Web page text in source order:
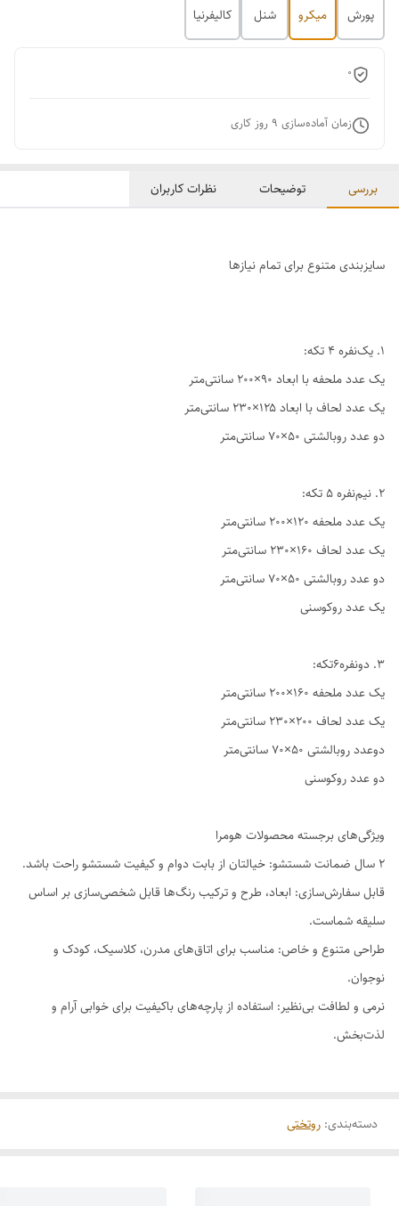
پورش میکرو شنل کالیفرنیا
0
زمان آماده‌سازی 9 روز کاری
بررسی توضیحات نظرات کاربران
سایزبندی متنوع برای تمام نیازها
1. یک‌نفره ۴ تکه:
یک عدد ملحفه با ابعاد ۹۰×۲۰۰ سانتی‌متر
یک عدد لحاف با ابعاد ۱۲۵×۲۳۰ سانتی‌متر
دو عدد روبالشتی ۵۰×۷۰ سانتی‌متر
2. نیم‌نفره ۵ تکه:
یک عدد ملحفه ۱۲۰×۲۰۰ سانتی‌متر
یک عدد لحاف ۱۶۰×۲۳۰ سانتی‌متر
دو عدد روبالشتی ۵۰×۷۰ سانتی‌متر
یک عدد روکوسنی
3. دو‌نفره6تکه:
یک عدد ملحفه ۱۶۰×۲۰۰ سانتی‌متر
یک عدد لحاف ۲۰۰×۲۳۰ سانتی‌متر
دوعدد روبالشتی ۵۰×۷۰ سانتی‌متر
دو عدد روکوسنی
ویژگی‌های برجسته محصولات هومرا
۲ سال ضمانت شستشو: خیالتان از بابت دوام و کیفیت شستشو راحت باشد.
قابل سفارش‌سازی: ابعاد، طرح و ترکیب رنگ‌ها قابل شخصی‌سازی بر اساس
سلیقه شماست.
طراحی متنوع و خاص: مناسب برای اتاق‌های مدرن، کلاسیک، کودک و
نوجوان.
نرمی و لطافت بی‌نظیر: استفاده از پارچه‌های باکیفیت برای خوابی آرام و
لذت‌بخش.
دسته‌بندی: روتختی